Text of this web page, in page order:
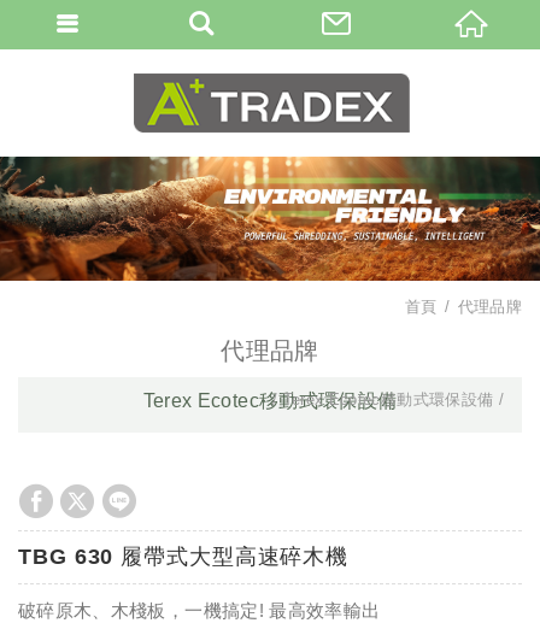
代理品牌
首頁 代理品牌
Terex Ecotec移動式環保設備
Terex Ecotec移動式環保設備
TBG 630 履帶式大型高速碎木機
破碎原木、木棧板，一機搞定! 最高效率輸出